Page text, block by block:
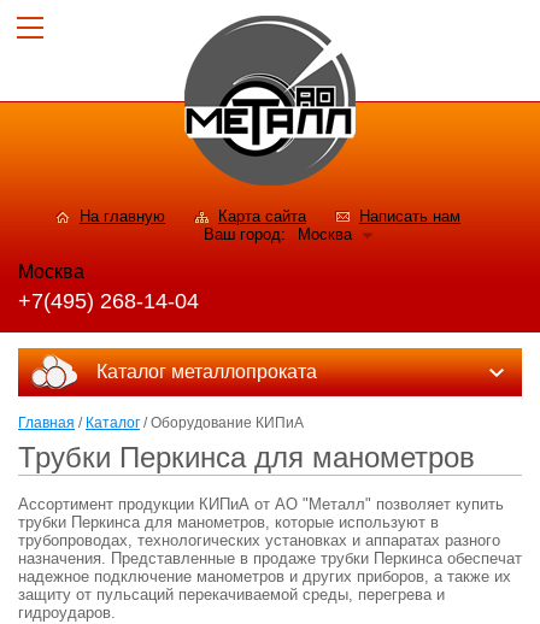
На главную Карта сайта
Написать нам
Ваш город:
Москва
Москва
+7(495) 268-14-04
Каталог металлопроката
Главная / Каталог / Оборудование КИПиА
Трубки Перкинса для манометров
Ассортимент продукции КИПиА от АО "Металл" позволяет купить
трубки Перкинса для манометров, которые используют в
трубопроводах, технологических установках и аппаратах разного
назначения. Представленные в продаже трубки Перкинса обеспечат
надежное подключение манометров и других приборов, а также их
защиту от пульсаций перекачиваемой среды, перегрева и
гидроударов.